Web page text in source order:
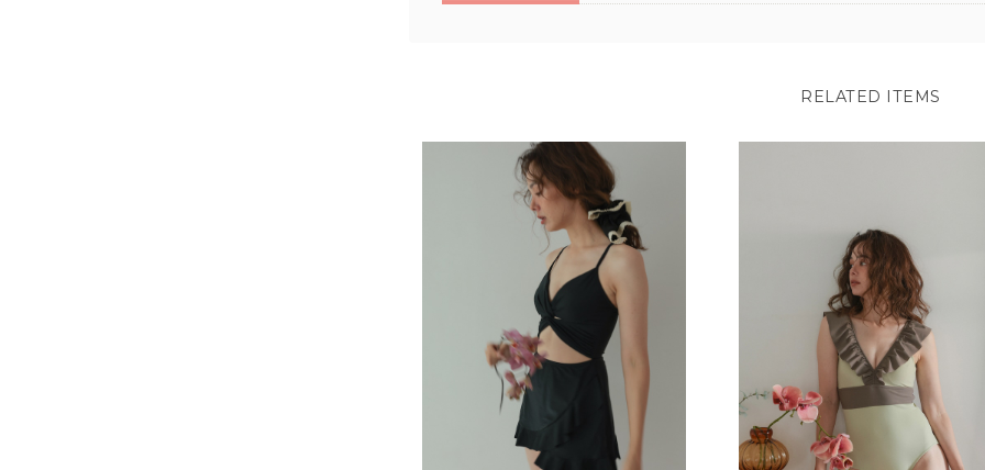
RELATED ITEMS